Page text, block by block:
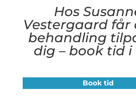
Hos
Vestergaard får
behandling
dig – book tid i
Book tid